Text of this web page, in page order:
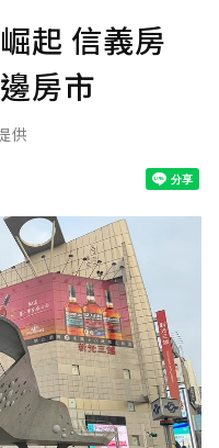
起 信義房
房市
供